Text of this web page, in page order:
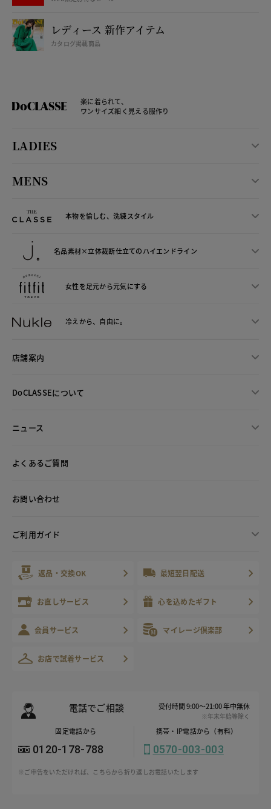
レディース 新作アイテム
カタログ掲載商品
楽に着られて、
ワンサイズ細く見える服作り
LADIES
MENS
本物を愉しむ、洗練スタイル
名品素材×立体裁断仕立てのハイエンドライン
女性を足元から元気にする
冷えから、 自由に。
店舗案内
DoCLASSEについて
ニュース
よくあるご質問
お問い合わせ
ご利用ガイド
返品・交換OK 最短翌日配送
お直しサービス 心を込めたギフト
会員サービス マイレージ倶楽部
お店で試着サービス
電話でご相談 受付時間 9:00～21:00 年中無休
※年末年始等除く
固定電話から
0120-178-788
携帯・IP電話から（有料）
0570-003-003
※ご申告をいただければ、こちらから折り返しお電話いたします